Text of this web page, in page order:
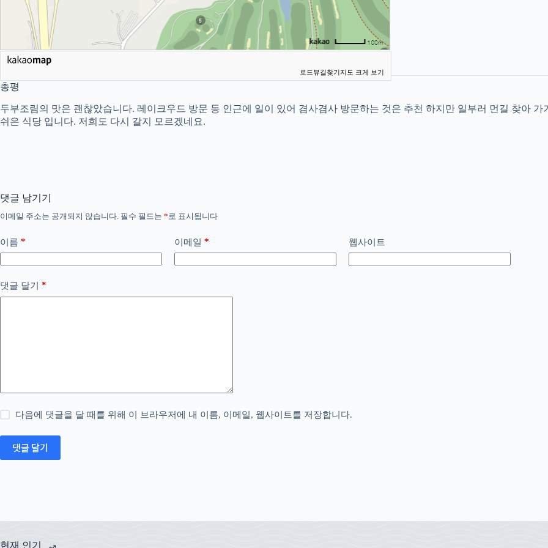
로드뷰길찾기지도 크게 보기
총평
두부조림의 맛은 괜찮았습니다. 레이크우드 방문 등 인근에 일이 있어 겸사겸사 방문하는 것은 추천 하지만 일부러 먼길 찾아 가
쉬은 식당 입니다. 저희도 다시 갈지 모르겠네요.
댓글 남기기
이메일 주소는 공개되지 않습니다. 필수 필드는 * 로 표시됩니다
이름 * 이메일 * 웹사이트
댓글 달기 *
다음에 댓글을 달 때를 위해 이 브라우저에 내 이름, 이메일, 웹사이트를 저장합니다.
댓글 달기
현재 인기